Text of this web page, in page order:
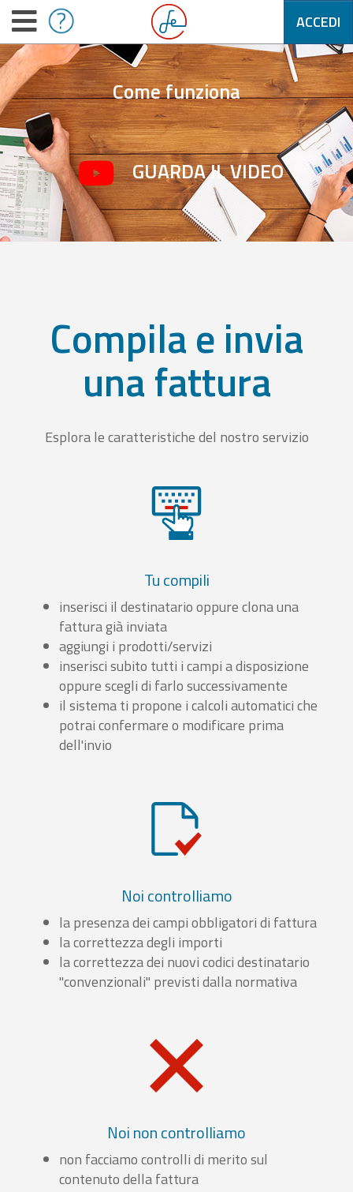
ACCEDI
Come funziona
GUARDA IL VIDEO
Compila e invia
una fattura
Esplora le caratteristiche del nostro servizio
Tu compili
inserisci il destinatario oppure clona una
fattura già inviata
aggiungi i prodotti/servizi
inserisci subito tutti i campi a disposizione
oppure scegli di farlo successivamente
il sistema ti propone i calcoli automatici che
potrai confermare o modificare prima
dell'invio
Noi controlliamo
la presenza dei campi obbligatori di fattura
la correttezza degli importi
la correttezza dei nuovi codici destinatario
"convenzionali" previsti dalla normativa
Noi non controlliamo
non facciamo controlli di merito sul
contenuto della fattura